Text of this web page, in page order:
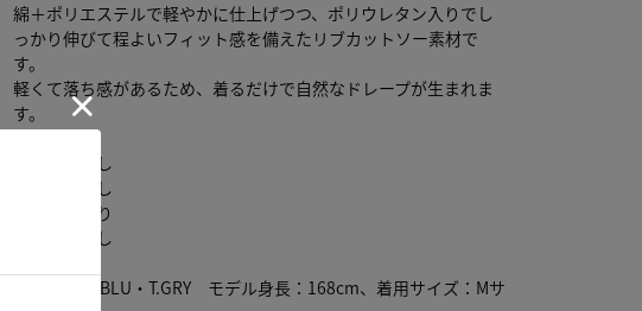
綿＋ポリエステルで軽やかに仕上げつつ、ポリウレタン入りでし
っかり伸びて程よいフィット感を備えたリブカットソー素材で
す。
軽くて落ち感があるため、着るだけで自然なドレープが生まれま
す。
透け感：なし
裏 地：なし
伸縮性：あり
光沢感：なし
■O/WHT・BLU・T.GRY モデル身長：168cm、着用サイズ：Mサ